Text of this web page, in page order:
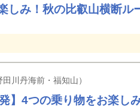
しみ！秋の比叡山横断ル
川丹海前・福知山）
】4つの乗り物をお楽し